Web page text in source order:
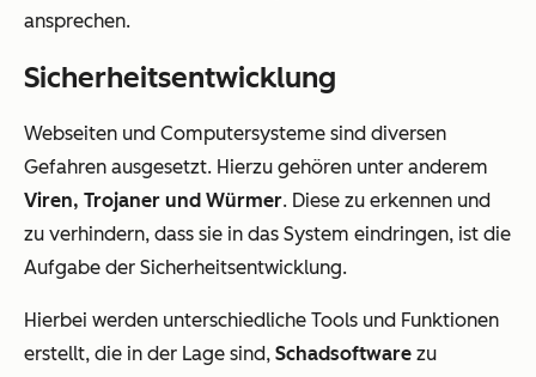
ansprechen.
Sicherheitsentwicklung
Webseiten und Computersysteme sind diversen
Gefahren ausgesetzt. Hierzu gehören unter anderem
Viren, Trojaner und Würmer. Diese zu erkennen und
zu verhindern, dass sie in das System eindringen, ist die
Aufgabe der Sicherheitsentwicklung.
Hierbei werden unterschiedliche Tools und Funktionen
erstellt, die in der Lage sind, Schadsoftware zu